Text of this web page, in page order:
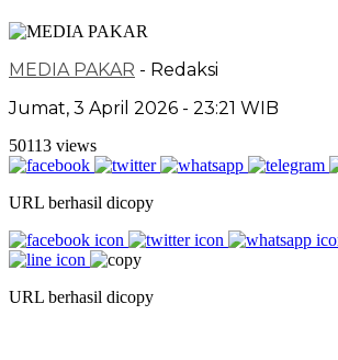
MEDIA PAKAR - Redaksi
Jumat, 3 April 2026 - 23:21 WIB
50113 views
URL berhasil dicopy
URL berhasil dicopy